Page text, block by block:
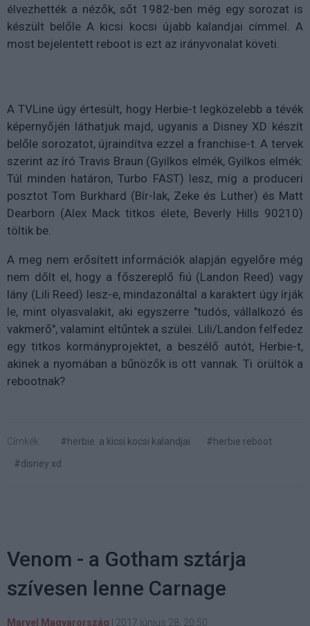
élvezhették a nézők, sőt 1982-ben még egy sorozat is
készült belőle A kicsi kocsi újabb kalandjai címmel. A
most bejelentett reboot is ezt az irányvonalat követi.
A TVLine úgy értesült, hogy Herbie-t legközelebb a tévék
képernyőjén láthatjuk majd, ugyanis a Disney XD készít
belőle sorozatot, újraindítva ezzel a franchise-t. A tervek
szerint az író Travis Braun (Gyilkos elmék, Gyilkos elmék:
Túl minden határon, Turbo FAST) lesz, míg a produceri
posztot Tom Burkhard (Bír-lak, Zeke és Luther) és Matt
Dearborn (Alex Mack titkos élete, Beverly Hills 90210)
töltik be.
A meg nem erősített információk alapján egyelőre még
nem dőlt el, hogy a főszereplő fiú (Landon Reed) vagy
lány (Lili Reed) lesz-e, mindazonáltal a karaktert úgy írják
le, mint olyasvalakit, aki egyszerre "tudós, vállalkozó és
vakmerő", valamint eltűntek a szülei. Lili/Landon felfedez
egy titkos kormányprojektet, a beszélő autót, Herbie-t,
akinek a nyomában a bűnözők is ott vannak. Ti örültök a
rebootnak?
Címkék: #herbie. a kicsi kocsi kalandjai
#herbie reboot
#disney xd
Venom - a Gotham sztárja
szívesen lenne Carnage
Marvel Magyarország 2017 június 28. 20:50